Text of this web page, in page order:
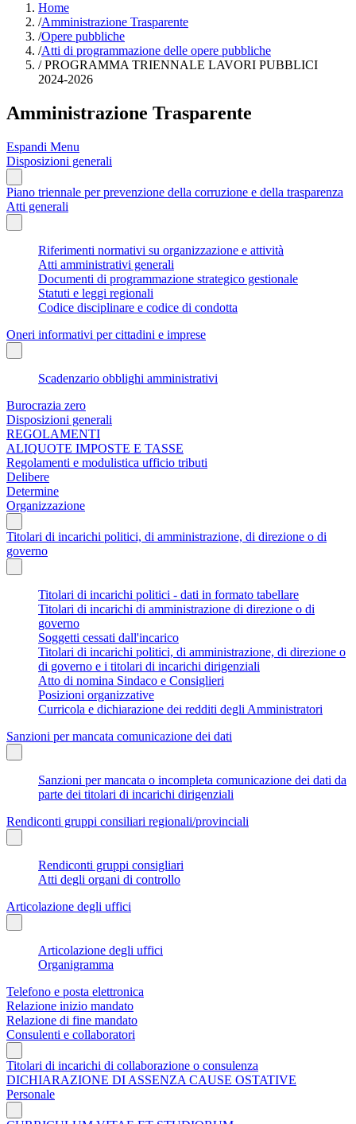
Home
/Amministrazione Trasparente
/Opere pubbliche
/Atti di programmazione delle opere pubbliche
/PROGRAMMA TRIENNALE LAVORI PUBBLICI
2024-2026
Amministrazione Trasparente
Espandi Menu
Disposizioni generali
Piano triennale per prevenzione della corruzione e della trasparenza
Atti generali
Riferimenti normativi su organizzazione e attività
Atti amministrativi generali
Documenti di programmazione strategico gestionale
Statuti e leggi regionali
Codice disciplinare e codice di condotta
Oneri informativi per cittadini e imprese
Scadenzario obblighi amministrativi
Burocrazia zero
Disposizioni generali
REGOLAMENTI
ALIQUOTE IMPOSTE E TASSE
Regolamenti e modulistica ufficio tributi
Delibere
Determine
Organizzazione
Titolari di incarichi politici, di amministrazione, di direzione o di
governo
Titolari di incarichi politici - dati in formato tabellare
Titolari di incarichi di amministrazione di direzione o di
governo
Soggetti cessati dall'incarico
Titolari di incarichi politici, di amministrazione, di direzione o
di governo e i titolari di incarichi dirigenziali
Atto di nomina Sindaco e Consiglieri
Posizioni organizzative
Curricola e dichiarazione dei redditi degli Amministratori
Sanzioni per mancata comunicazione dei dati
Sanzioni per mancata o incompleta comunicazione dei dati da
parte dei titolari di incarichi dirigenziali
Rendiconti gruppi consiliari regionali/provinciali
Rendiconti gruppi consigliari
Atti degli organi di controllo
Articolazione degli uffici
Articolazione degli uffici
Organigramma
Telefono e posta elettronica
Relazione inizio mandato
Relazione di fine mandato
Consulenti e collaboratori
Titolari di incarichi di collaborazione o consulenza
DICHIARAZIONE DI ASSENZA CAUSE OSTATIVE
Personale